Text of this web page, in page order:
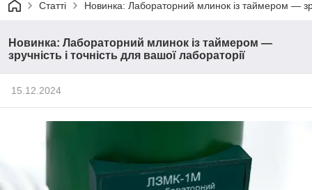
Статті Новинка: Лабораторний млинок із таймером —
Новинка: Лабораторний млинок із таймером —
зручність і точність для вашої лабораторії
15.12.2024